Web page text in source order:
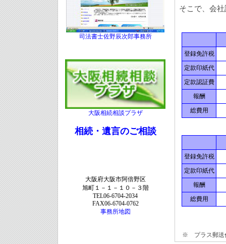
司法書士佐野辰次郎事務所
大阪相続相談プラザ
相続・遺言のご相談
大阪府大阪市阿倍野区
旭町１－１－１０－３階
TEL06-6704-2034
FAX06-6704-0762
事務所地図
そこで、会
登録免許税
定款印紙代
定款認証費
報酬
総費用
登録免許税
定款印紙代
報酬
総費用
※ プラス郵送